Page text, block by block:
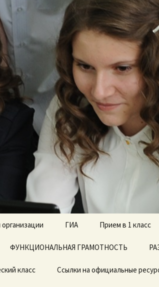
ГИА
ЕГЭ
ОГЭ
Прием в 1 класс
Архив
ФУНКЦИОНАЛЬНАЯ ГРАМОТНОСТЬ
класс Ссылки на официальные